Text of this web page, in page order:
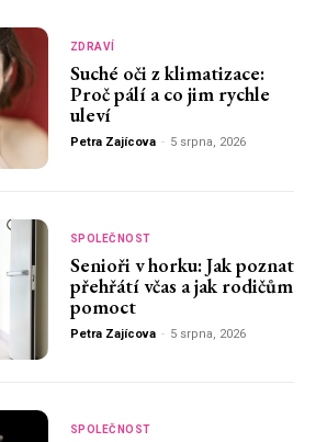
ZDRAVÍ
Suché oči z klimatizace:
Proč pálí a co jim rychle
uleví
Petra Zajícova - 5 srpna, 2026
SPOLEČNOST
Senioři v horku: Jak poznat
přehřátí včas a jak rodičům
pomoct
Petra Zajícova - 5 srpna, 2026
SPOLEČNOST